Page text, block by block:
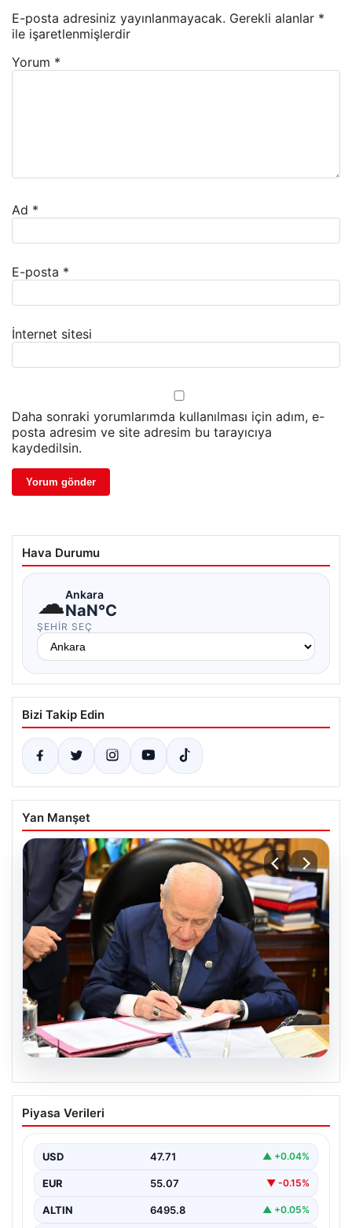
E-posta adresiniz yayınlanmayacak. Gerekli alanlar *
ile işaretlenmişlerdir
Yorum *
Ad *
E-posta *
İnternet sitesi
Daha sonraki yorumlarımda kullanılması için adım, e-
posta adresim ve site adresim bu tarayıcıya
kaydedilsin.
Hava Durumu
☁Ankara
NaN°C
ŞEHIR SEÇ
Bizi Takip Edin
Yan Manşet
Bahçeli’den çerçeve yasa açıklaması:
Bin yıllık kardeşliğimiz tescillendi
Kardeşliğimiz Resmen Tescillendi”, “content”: “ Milliyetçi
Hareket…
Piyasa Verileri
USD 47.71 ▲ +0.04%
EUR 55.07 ▼ -0.15%
ALTIN 6495.8 ▲ +0.05%